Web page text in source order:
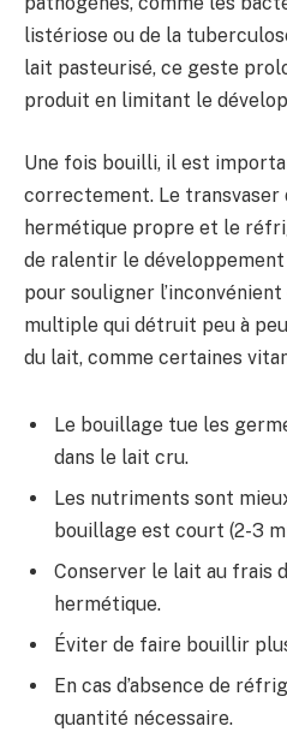
listériose ou de la
lait pasteurisé, ce geste
produit en limitant le
Une fois bouilli, il est
correctement. Le transvaser
hermétique propre et le
de ralentir le
pour souligner
multiple qui détruit peu à
du lait, comme certaines
Le bouillage tue les
dans le lait cru.
Les nutriments sont
bouillage est court (2-3
Conserver le lait au frais
hermétique.
Éviter de faire bouillir
En cas d’absence de
quantité nécessaire.